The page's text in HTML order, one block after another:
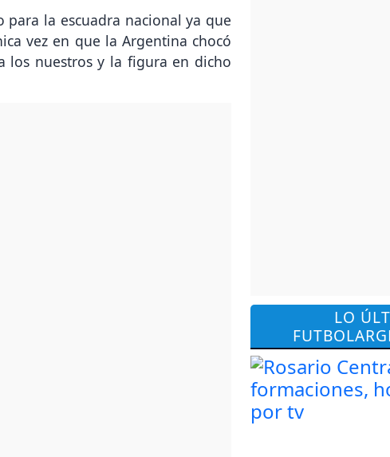
la escuadra nacional ya que
vez en que la Argentina chocó
los nuestros y la figura en dicho
LO